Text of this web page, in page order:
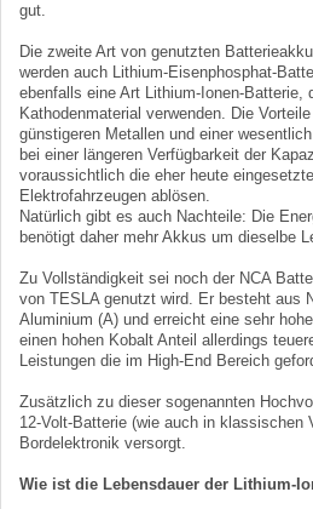
gut.
Die zweite Art von genutzten
werden auch Lithium-Eisenphosphat-
ebenfalls eine Art Lithium-Ionen-Batterie,
Kathodenmaterial verwenden. Die
günstigeren Metallen und einer
bei einer längeren Verfügbarkeit der
voraussichtlich die eher heute
Elektrofahrzeugen ablösen.
Natürlich gibt es auch Nachteile: Die
benötigt daher mehr Akkus um dieselbe
Zu Vollständigkeit sei noch der NCA
von TESLA genutzt wird. Er besteht aus
Aluminium (A) und erreicht eine sehr
einen hohen Kobalt Anteil allerdings
Leistungen die im High-End Bereich
Zusätzlich zu dieser sogenannten
12-Volt-Batterie (wie auch in klassischen
Bordelektronik versorgt.
Wie ist die Lebensdauer der Lithium-